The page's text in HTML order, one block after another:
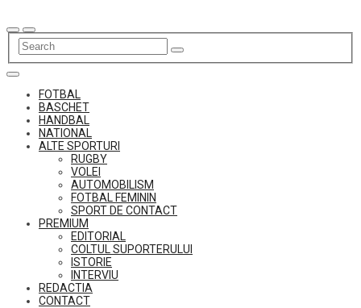
to
content
FOTBAL
BASCHET
HANDBAL
NATIONAL
ALTE SPORTURI
RUGBY
VOLEI
AUTOMOBILISM
FOTBAL FEMININ
SPORT DE CONTACT
PREMIUM
EDITORIAL
COLTUL SUPORTERULUI
ISTORIE
INTERVIU
REDACTIA
CONTACT